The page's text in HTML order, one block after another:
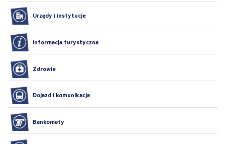
Urzędy i instytucje
Informacja turystyczna
Zdrowie
Dojazd i komunikacja
Bankomaty